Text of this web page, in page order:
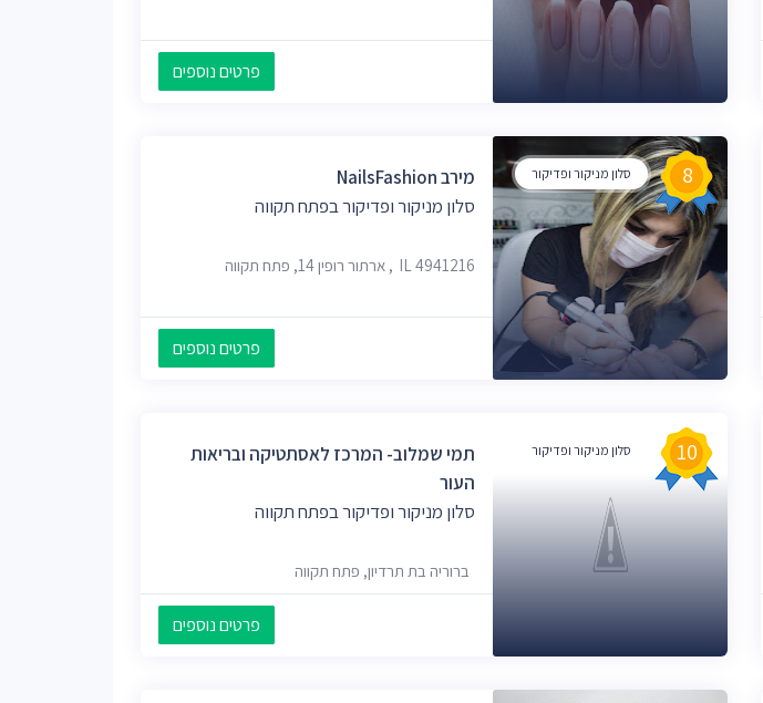
פרטים נוספים
סלון מניקור ופדיקור 8
מירב NailsFashion
סלון מניקור ופדיקור בפתח תקווה
IL 4941216, ארתור רופין 14, פתח תקווה
פרטים נוספים
סלון מניקור ופדיקור 10
תמי שמלוב- המרכז לאסתטיקה ובריאות
העור
סלון מניקור ופדיקור בפתח תקווה
ברוריה בת תרדיון, פתח תקווה
פרטים נוספים